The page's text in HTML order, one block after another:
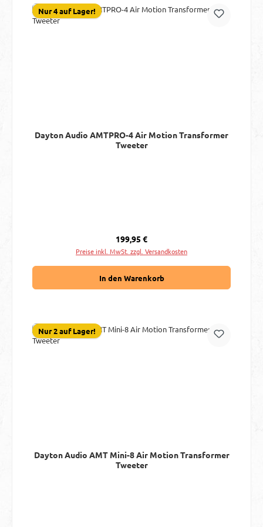
Nur 4 auf Lager!
Dayton Audio AMTPRO-4 Air Motion Transformer
Tweeter
Regulärer Preis:
199,95 €
Preise inkl. MwSt. zzgl. Versandkosten
In den Warenkorb
Nur 2 auf Lager!
Dayton Audio AMT Mini-8 Air Motion Transformer
Tweeter